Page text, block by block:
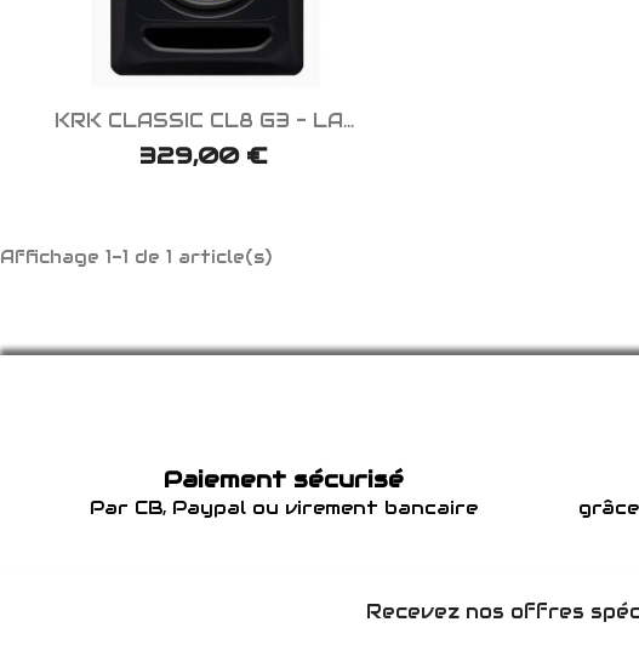
Aperçu rapide
KRK CLASSIC CL8 G3 - LA...
329,00 €
Affichage 1-1 de 1 article(s)
Paiement sécurisé
Par CB, Paypal ou virement bancaire
Recevez nos offres